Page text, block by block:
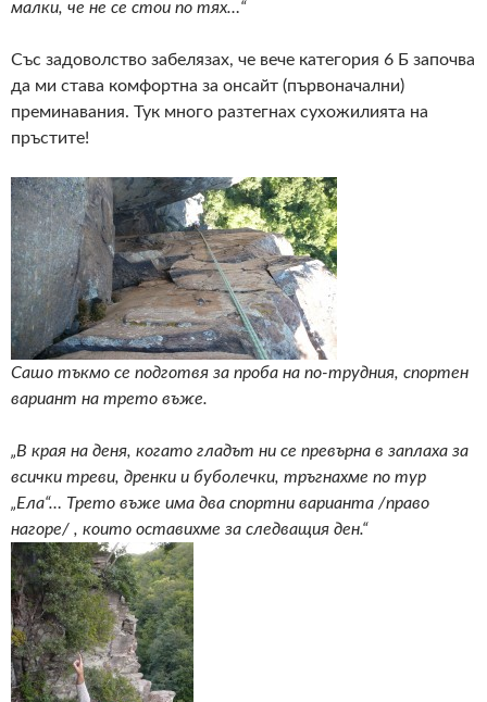
малки, че не се стои по тях…“
Със задоволство забелязах, че вече категория 6 Б започва
да ми става комфортна за онсайт (първоначални)
преминавания. Тук много разтегнах сухожилията на
пръстите!
Сашо тъкмо се подготвя за проба на по-трудния, спортен
вариант на трето въже.
„В края на деня, когато гладът ни се превърна в заплаха за
всички треви, дренки и буболечки, тръгнахме по тур
„Ела“… Трето въже има два спортни варианта /право
нагоре/ , които оставихме за следващия ден.“